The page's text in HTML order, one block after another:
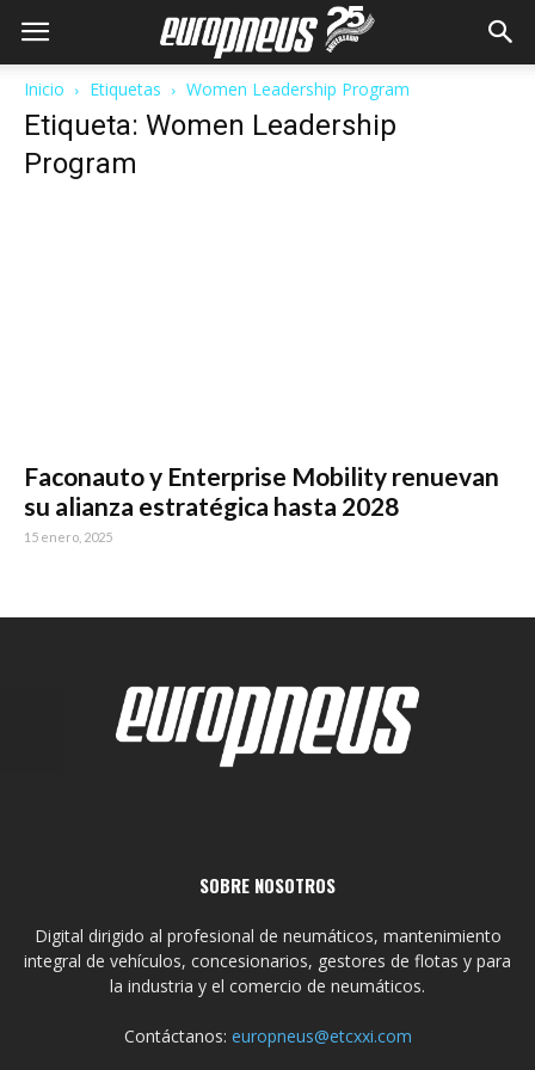
Inicio Etiquetas Women Leadership Program
Etiqueta: Women Leadership
Program
Faconauto y Enterprise Mobility renuevan
su alianza estratégica hasta 2028
15 enero, 2025
SOBRE NOSOTROS
Digital dirigido al profesional de neumáticos, mantenimiento
integral de vehículos, concesionarios, gestores de flotas y para
la industria y el comercio de neumáticos.
Contáctanos: europneus@etcxxi.com